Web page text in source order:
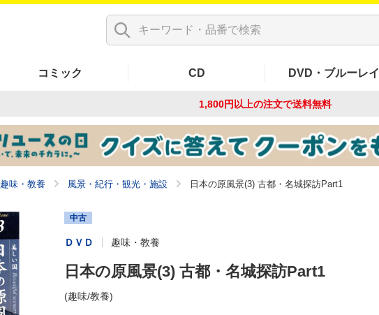
コミック CD DVD・ブルーレイ
1,800円以上の注文で送料無料
趣味・教養 風景・紀行・観光・施設 日本の原風景(3) 古都・名城探訪Part1
中古
ＤＶＤ 趣味・教養
日本の原風景(3) 古都・名城探訪Part1
(趣味/教養)